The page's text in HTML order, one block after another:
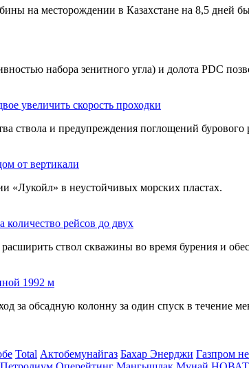
на месторождении в Казахстане на 8,5 дней
набора зенитного угла) и долота PDC
увеличить скорость проходки
ствола и предупреждения поглощений бурового
от вертикали
«Лукойл» в неустойчивых морских пластах.
рейсов до двух
ствол скважины во время бурения и
1992 м
за обсадную колонну за один спуск в течение
Total Актобемунайгаз Бахар Энерджи Газпром